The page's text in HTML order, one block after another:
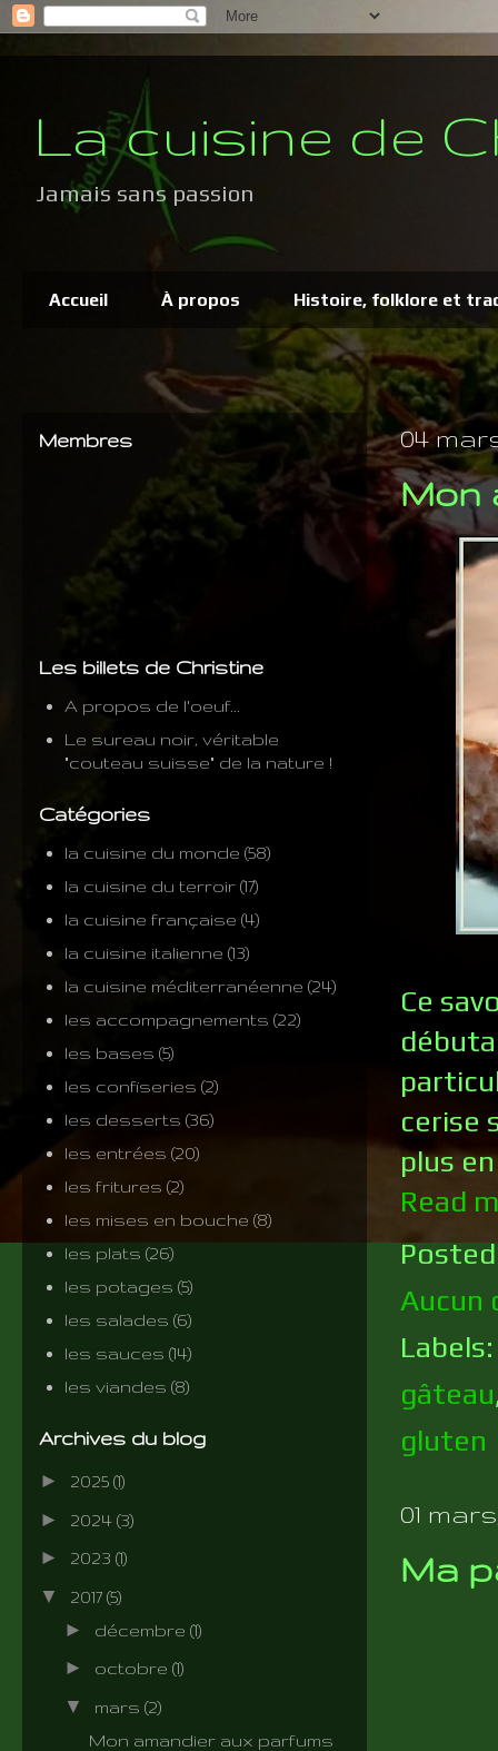
La cuisine de
Jamais sans passion
Accueil À propos Histoire, folklore et
04
Mon
Ce
cerise
plus
Read
Aucun
gâteau
gluten
01
Ma
Membres
Les billets de Christine
A propos de l'oeuf...
Le sureau noir, véritable
"couteau suisse" de la nature !
Catégories
la cuisine du monde (58)
la cuisine du terroir (17)
la cuisine française (4)
la cuisine italienne (13)
la cuisine méditerranéenne (24)
les accompagnements (22)
les bases (5)
les confiseries (2)
les desserts (36)
les entrées (20)
les fritures (2)
les mises en bouche (8)
les plats (26)
les potages (5)
les salades (6)
les sauces (14)
les viandes (8)
Archives du blog
► 2025 (1)
► 2024 (3)
► 2023 (1)
▼ 2017 (5)
► décembre (1)
► octobre (1)
▼ mars (2)
Mon amandier aux parfums